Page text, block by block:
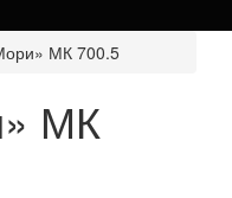
МК 700.5
МК